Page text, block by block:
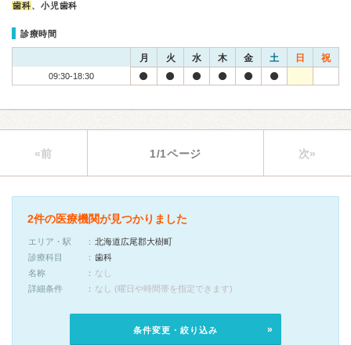
歯科、小児歯科
診療時間
月 火 水 木 金 土 日 祝
09:30-18:30
«前 1/1ページ 次»
2件の医療機関が見つかりました
エリア・駅
北海道広尾郡大樹町
診療科目
歯科
名称
なし
詳細条件
なし (曜日や時間帯を指定できます)
条件変更・絞り込み